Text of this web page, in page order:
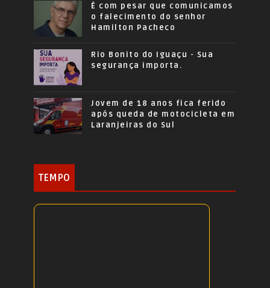
É com pesar que comunicamos
o falecimento do senhor
Hamilton Pacheco
Rio Bonito do Iguaçu - Sua
segurança importa.
Jovem de 18 anos fica ferido
após queda de motocicleta em
Laranjeiras do Sul
TEMPO